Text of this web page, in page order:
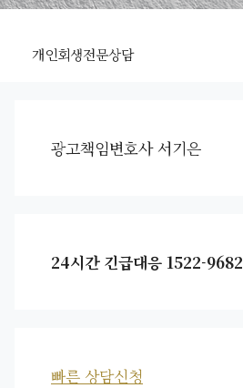
개인회생전문상담
광고책임변호사 서기은
24시간 긴급대응 1522-9682
빠른 상담신청